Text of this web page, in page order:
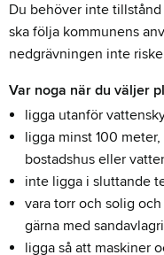
Du behöver inte
ska följa kommunens
nedgrävningen inte
Var noga när du väljer
ligga utanför
ligga minst 100
bostadshus eller
inte ligga i sluttande
vara torr och solig
gärna med
ligga så att maskiner